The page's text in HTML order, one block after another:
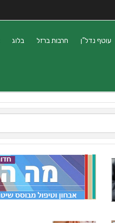
עוטף נדל”ן חרבות ברזל בלוג